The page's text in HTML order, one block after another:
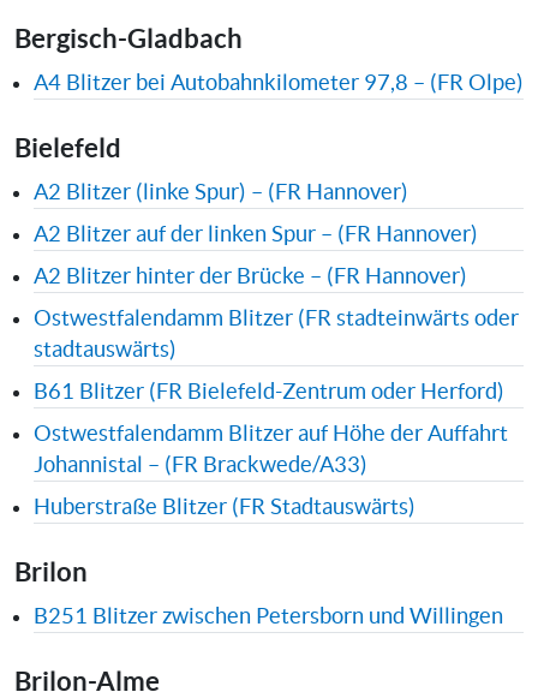
Bergisch-Gladbach
A4 Blitzer bei Autobahnkilometer 97,8 – (FR Olpe)
Bielefeld
A2 Blitzer (linke Spur) – (FR Hannover)
A2 Blitzer auf der linken Spur – (FR Hannover)
A2 Blitzer hinter der Brücke – (FR Hannover)
Ostwestfalendamm Blitzer (FR stadteinwärts oder
stadtauswärts)
B61 Blitzer (FR Bielefeld-Zentrum oder Herford)
Ostwestfalendamm Blitzer auf Höhe der Auffahrt
Johannistal – (FR Brackwede/A33)
Huberstraße Blitzer (FR Stadtauswärts)
Brilon
B251 Blitzer zwischen Petersborn und Willingen
Brilon-Alme